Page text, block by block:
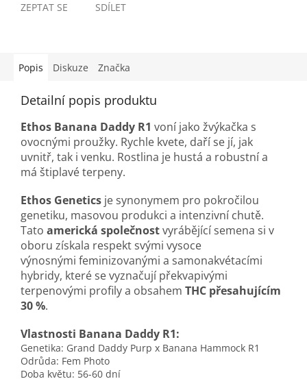
ZEPTAT SE SDÍLET
Popis Diskuze Značka
Detailní popis produktu
Ethos Banana Daddy R1 voní jako žvýkačka s
ovocnými proužky. Rychle kvete, daří se jí, jak
uvnitř, tak i venku. Rostlina je hustá a robustní a
má štiplavé terpeny.
Ethos Genetics je synonymem pro pokročilou
genetiku, masovou produkci a intenzivní chutě.
Tato americká společnostvyrábějící semena si v
oboru získala respekt svými vysoce
výnosnými feminizovanými a samonakvétacími
hybridy, které se vyznačují překvapivými
terpenovými profily a obsahem THC přesahujícím
30 %.
Vlastnosti Banana Daddy R1:
Genetika: Grand Daddy Purp x Banana Hammock R1
Odrůda: Fem Photo
Doba květu: 56-60 dní